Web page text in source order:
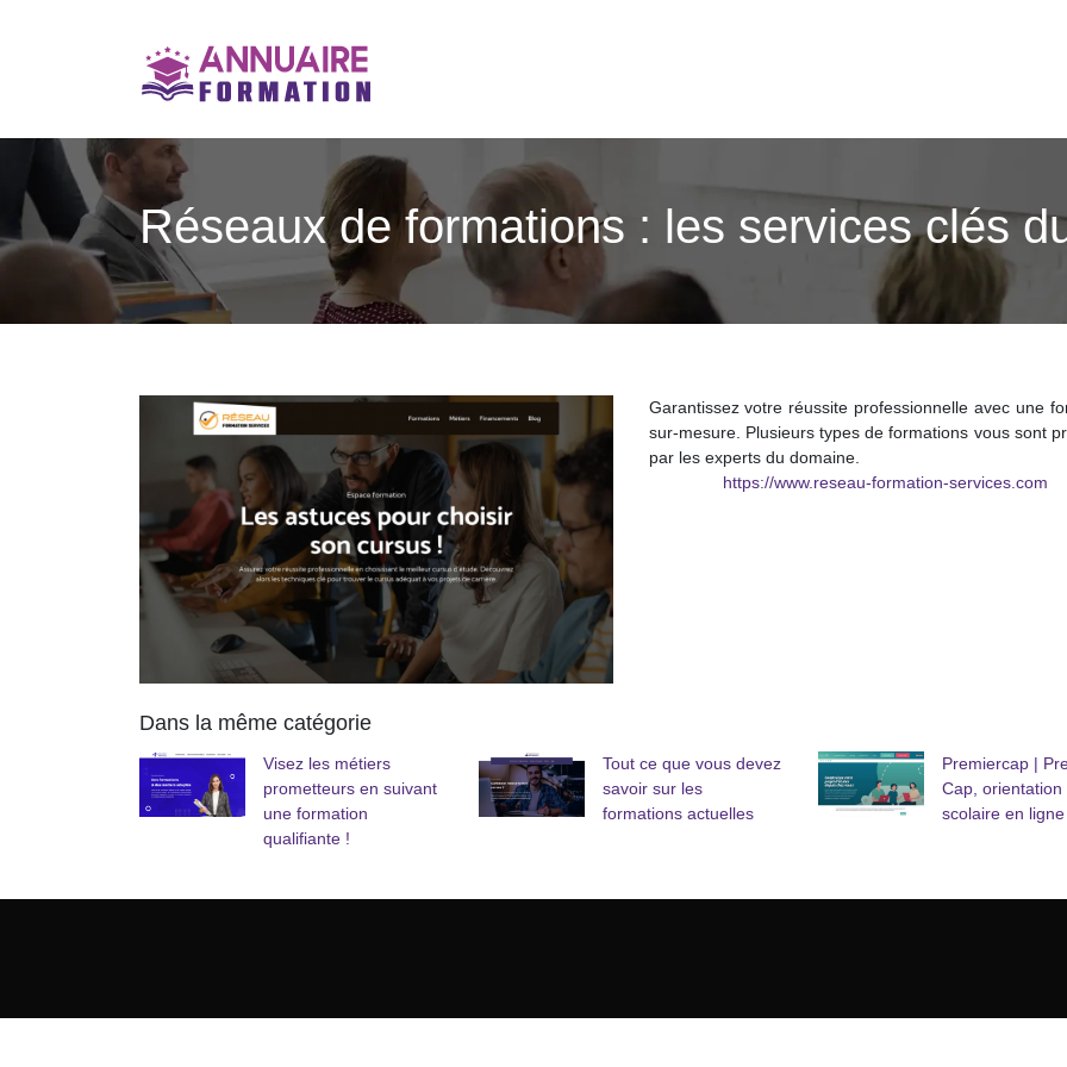
Réseaux de formations : les services clés
Garantissez votre réussite professionnelle avec une
sur-mesure. Plusieurs types de formations vous sont
par les experts du domaine.
https://www.reseau-formation-services.com
Dans la même catégorie
Visez les métiers
prometteurs en suivant
une formation
qualifiante !
Tout ce que vous devez
savoir sur les
formations actuelles
Premiercap |
Cap, orientation
scolaire en ligne